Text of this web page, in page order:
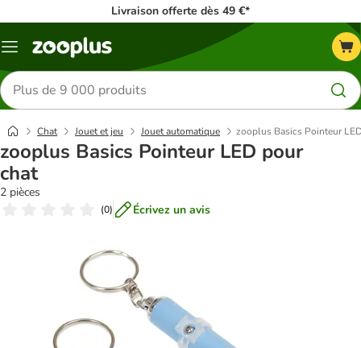
Livraison offerte dès 49 €*
Menu
Rechercher
des
produits
Chat Jouet et jeu Jouet automatique zooplus Basics Pointeur
zooplus Basics Pointeur LED pour
chat
2 pièces
(0) Écrivez un avis